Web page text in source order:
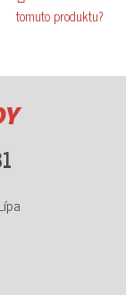
tomuto produktu?